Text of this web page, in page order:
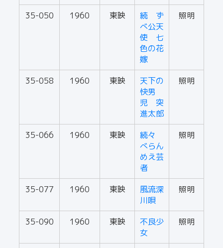
35-050 1960 東映
続 ず
べ公天
使 七
色の花
嫁
照明
35-058 1960 東映
天下の
快男
児 突
進太郎
照明
35-066 1960 東映
続々
べらん
めえ芸
者
照明
35-077 1960 東映
風流深
川唄
照明
35-090 1960 東映
不良少
女
照明